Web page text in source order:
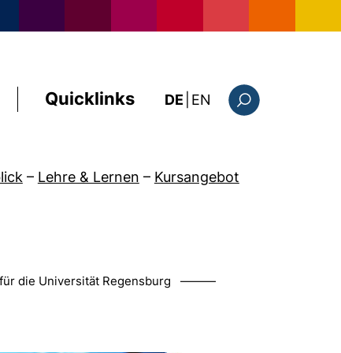
Quicklinks DE EN : the current page
– Lehre & Lernen – Kursangebot
die Universität Regensburg ———